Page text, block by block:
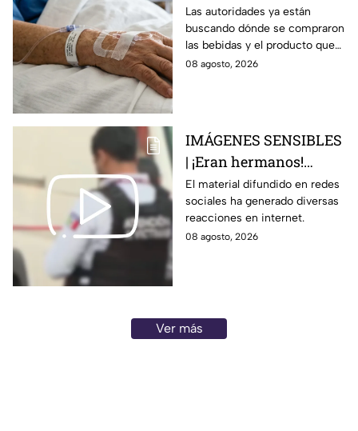
encuentran delicadas
por ingerir bebidas
alcohólicas
adulteradas en Celaya:
Las autoridades ya están
buscando dónde se compraron
las bebidas y el producto que
causó la intoxicación.
08 agosto, 2026
IMÁGENES SENSIBLES
| ¡Eran hermanos!
Captan brut4l agresión
contra un hombre que
perdió la vid4
El material difundido en redes
sociales ha generado diversas
reacciones en internet.
08 agosto, 2026
Ver más